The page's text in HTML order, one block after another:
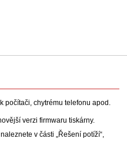
k počítači, chytrému telefonu apod.
verzi firmwarutiskárny.
v části „Řešení potíží“,